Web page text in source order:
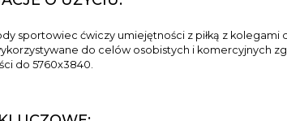
sportowiec ćwiczy umiejętności z piłką z
do celów osobistych i komercyjnych
do 5760x3840.